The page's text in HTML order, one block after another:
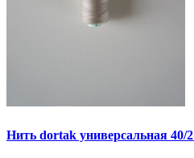
Нить dortak универсальная 40/